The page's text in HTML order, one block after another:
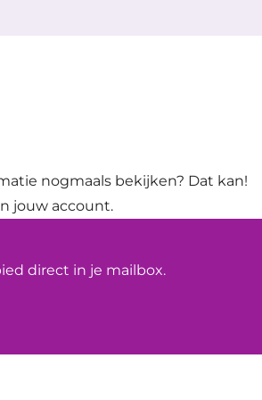
nogmaals bekijken? Dat kan!
jouw account.
direct in je mailbox.